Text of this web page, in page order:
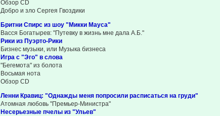
Обзор CD
Добро и зло Сергея Гвоздики
Бритни Спирс из шоу "Микки Мауса"
Васся Богатырев: "Путевку в жизнь мне дала А.Б."
Рики из Пуэрто-Рики
Бизнес музыки, или Музыка бизнеса
Игра с "Эго" в слова
"Бегемота" из болота
Восьмая нота
Обзор CD
Ленни Кравиц: "Однажды меня попросили расписаться на груди"
Атомная любовь "Премьер-Министра"
Несерьезные пчелы из "Ульев"